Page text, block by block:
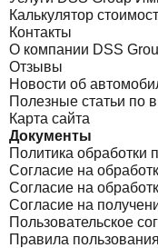
Калькулятор
Контакты
О компании DSS
Отзывы
Новости об
Полезные статьи по
Карта сайта
Документы
Политика обработки
Согласие на
Согласие на
Согласие на
Пользовательское
Правила